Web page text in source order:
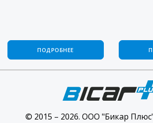
ПОДРОБНЕЕ
© 2015 – 2026. ООО "Бикар